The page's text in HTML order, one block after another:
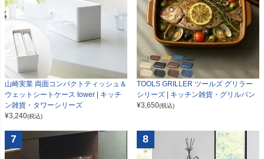
山崎実業 両面コンパクトティッシュ＆
ウェットシートケース tower | キッチ
ン雑貨・タワーシリーズ
¥3,240(税込)
TOOLS GRILLER ツールズ グリラー
シリーズ | キッチン雑貨・グリルパン
¥3,650(税込)
7 8